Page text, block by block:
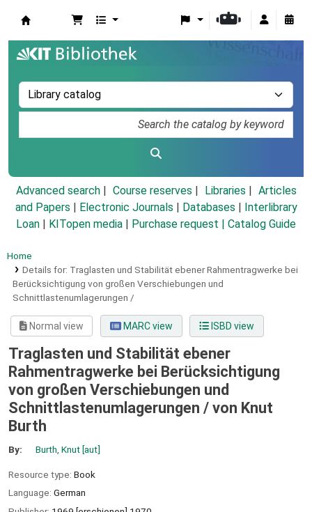
Advanced search Course reserves Libraries
Articles
and Papers
Electronic Journals Databases
Interlibrary
Loan
KITopen media Purchase request | Catalog Guide
Home
Details for: Traglasten und Stabilität ebener Rahmentragwerke bei
Berücksichtigung von großen Verschiebungen und
Schnittlastenumlagerungen /
Normal view MARC view ISBD view
Traglasten und Stabilität ebener
Rahmentragwerke bei Berücksichtigung
von großen Verschiebungen und
Schnittlastenumlagerungen / von Knut
Burth
By: Burth, Knut[aut]
Resource type: Book
Language: German